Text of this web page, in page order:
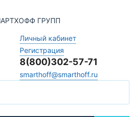
Личный кабинет
Регистрация
8(800)302-57-71
smarthoff@smarthoff.ru